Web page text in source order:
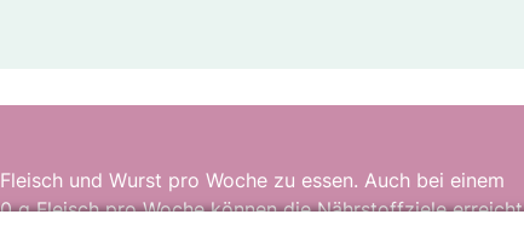
und Wurst pro Woche zu essen. Auch bei einem
g Fleisch pro Woche können die Nährstoffziele erreicht